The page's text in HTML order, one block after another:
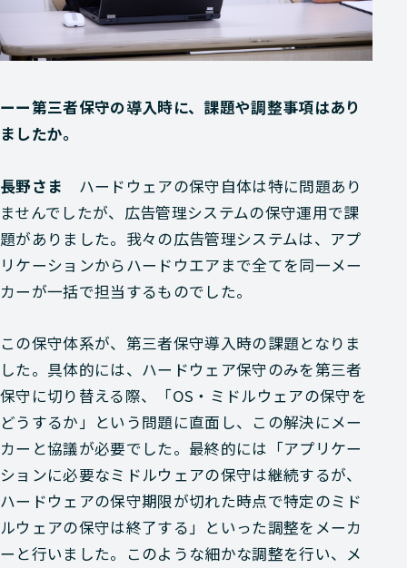
ーー第三者保守の導入時に、課題や調整事項はあり
ましたか。
長野さま ハードウェアの保守自体は特に問題あり
ませんでしたが、広告管理システムの保守運用で課
題がありました。我々の広告管理システムは、アプ
リケーションからハードウエアまで全てを同一メー
カーが一括で担当するものでした。
この保守体系が、第三者保守導入時の課題となりま
した。具体的には、ハードウェア保守のみを第三者
保守に切り替える際、「OS・ミドルウェアの保守を
どうするか」という問題に直面し、この解決にメー
カーと協議が必要でした。最終的には「アプリケー
ションに必要なミドルウェアの保守は継続するが、
ハードウェアの保守期限が切れた時点で特定のミド
ルウェアの保守は終了する」といった調整をメーカ
ーと行いました。このような細かな調整を行い、メ